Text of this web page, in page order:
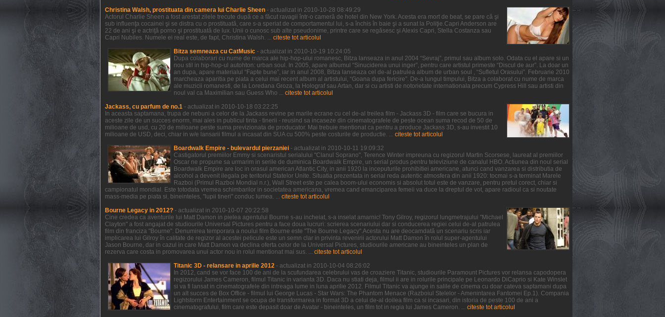
Christina Walsh, prostituata din camera lui Charlie Sheen - actualizat in 2010-10-28 08:49:29
Actorul Charlie Sheen a fost arestat zilele trecute după ce a făcut ravagii într-o cameră de hotel din New York. Acesta era mort de beat, se pare că şi
sub influenţa cocainei şi se distra cu o prostituată, care s-a speriat de comportamentul lui, s-a închis în baie şi a sunat la Poliţie.Capri Anderson are
22 de ani şi e actriţă porno şi prostituată de lux. Unii o cunosc sub alte pseudonime, printre care se regăsesc şi Alexis Capri, Stella Costanza sau
Capri Nubiles. Numele ei real este, de fapt, Christina Walsh. ... citeste tot articolul
Bitza semneaza cu CatMusic - actualizat in 2010-10-19 10:24:05
Dupa colaborari cu nume de marca ale hip-hop-ului romanesc, Bitza lanseaza in anul 2004 “Sevraj”, primul sau album solo. Odata cu el apare si un
nou stil in hip-hop-ul autohton: urban soul. In 2005, apare albumul “Sinuciderea unui inger”, pentru care artistul primeste “Discul de aur”. La doar un
an dupa, apare materialul “Fapte bune”, iar in anul 2008, Bitza lanseaza cel de-al patrulea album de urban soul , “Sufletul Orasului”. Februarie 2010
marcheaza aparitia pe piata a celui mai recent album al artistului, “Goana dupa fericire”. De-a lungul timpului, Bitza a colaborat cu nume de marca
ale muzicii romanesti, de la Loredana Groza, la Holograf sau Artan, dar si cu artisti de notorietate internationala precum Cypress Hill sau artisti din
noul val ca Maximilian sau Guess Who ... citeste tot articolul
Jackass, cu parfum de no.1 - actualizat in 2010-10-18 03:22:25
In aceasta saptamana, trupa de nebuni a celor de la Jackass revine pe marile ecrane cu cel de-al treilea film - Jackass 3D - film care se bucura in
aceste zile de un succes enorm, mai ales in publicul tinta - tinerii - reusind sa incaseze din cinematografele de peste ocean suma recod de 50 de
milioane de usd, cu 20 de milioane peste suma previzionata de producator. Mai trebuie mentionat ca pentru a produce Jackass 3D, s-au investit 10
milioane de USD, deci, chiar in w/e lansarii filmul a incasat din SUA cu 500% peste costurile de productie. ... citeste tot articolul
Boardwalk Empire - bulevardul pierzaniei - actualizat in 2010-10-11 19:09:32
Castigatorul premiilor Emmy si scenaristul serialului "Clanul Soprano", Terence Winter impreuna cu regizorul Martin Scorsese, laureat al premiilor
Oscar ne propune sa urmarim in serile de duminica Boardwalk Empire, un serial produs pentru televiziune de canalul HBO. Actiunea din noul serial
Boardwalk Empire are loc in orasul american Atlantic City, in anii 1920 la inceputurile prohibitiei americane, atunci cand vanzarea si distributia de
alcohol a devenit ilegala pe teritoriul Statelor Unite. Situatia prezentata in serial reda autentic atmosfera din anii 1920: tocmai s-a terminat Marele
Razboi (Primul Razboi Mondial n.r.), Wall Street este pe calea boom-ului economis si absolut totul este de vanzare, pentru pretul corect, chiar si
campionatul mondial. Este totodata vremea schimbarilor in societatea americana, vremea cand emanciparea femeii va duce la dreptul de vot, apare radioul ca si noutate
mass-media pe piata si, bineinteles, "lupii tineri" conduc lumea. ... citeste tot articolul
Bourne Legacy in 2012? - actualizat in 2010-10-07 20:22:58
Cine credea ca aventurile lui Matt Damon in pielea agentului Bourne s-au incheiat, s-a inselat amarnic! Tony Gilroy, regizorul lungmetrajului "Michael
Clayton" a fost angajat de studiourile Universal Pictures pentru a face doua lucruri: scrierea scenariului dar si conducerea regiei celui de-al patrulea
film din franciza "Bourne". Denumirea temporara a noului film Bourne este "The Bourne Legacy".Acesta nu are deocamdată un scenariu scris iar
implicarea lui Gilroy în calitate de regizor al acestei pelicule este un semn clar in privinta revenirii actorului Matt Damon în rolul super-agentului
Jason Bourne, dar in cazul in care Matt Damon va declina oferta celor de la Universal Pictures, studiourile americane au bineinteles un plan de
rezerva care costa in promovarea unui actor nou in rolul mentionat mai sus. ... citeste tot articolul
Titanic 3D - relansare in aprilie 2012 - actualizat in 2010-10-04 08:26:02
In 2012, cand se vor face 100 de ani de la scufundarea celebrului vas de croaziere Titanic, studiourile Paramount Pictures vor relansa capodopera
regizorului James Cameron, filmul Titanic in varianta 3D. Daca nu stiati deja, filmul ii are in rolurile principale pe Leonardo DiCaprio si Kate Winslet
si va fi lansat in cinematografele din intreaga lume in luna aprilie 2012. Filmul Titanic va ajunge in salile de cinema cu doar cateva saptamani dupa
un alt succes de Box Office - filmul lui George Lucas - Star Wars: The Phantom Menace (Razboiul Stelelor - Amenintarea Fantomei Ep.1). Compania
Lightstorm Entertainment se ocupa de transformarea in format 3D a celui de-al doilea film ca si incasari, din istoria de peste 100 de ani a
cinematografului, film care este depasit doar de Avatar - bineinteles, un film tot in regia lui James Cameron. ... citeste tot articolul